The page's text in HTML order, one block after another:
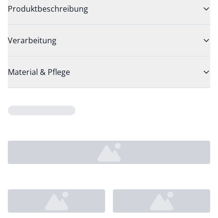
Produktbeschreibung
Verarbeitung
Material & Pflege